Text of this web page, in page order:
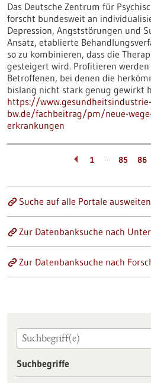
Das Deutsche Zentrum für
forscht bundesweit an
Depression, Angststörungen und
Ansatz, etablierte
so zu kombinieren, dass die
gesteigert wird. Profitieren werden
Betroffenen, bei denen die
bislang nicht stark genug gewirkt
https://www.gesundheitsindustrie-
bw.de/fachbeitrag/pm/neue-
erkrankungen
1 … 85 86
Suche auf alle Portale ausweiten
Zur Datenbanksuche nach
Zur Datenbanksuche nach
Suchbegriffe